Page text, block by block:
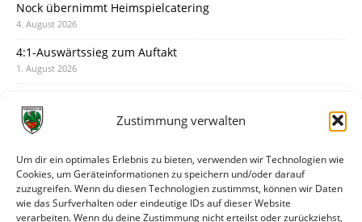
Zustimmung verwalten
Um dir ein optimales Erlebnis zu bieten, verwenden wir Technologien wie
Cookies, um Geräteinformationen zu speichern und/oder darauf
zuzugreifen. Wenn du diesen Technologien zustimmst, können wir Daten
wie das Surfverhalten oder eindeutige IDs auf dieser Website
verarbeiten. Wenn du deine Zustimmung nicht erteilst oder zurückziehst,
Nock übernimmt Heimspielcatering
4. August 2026
4:1-Auswärtssieg zum Auftakt
1. August 2026
31. Juli 2026
30. Juli 2026
Deine Spielminute: 89+1
28. Juli 2026